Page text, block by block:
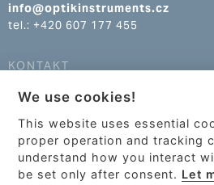
info@optikinstruments.cz
tel.: +420 607 177 455
KONTAKT
info@optikinstruments.cz
tel.: +420 607 177 455
We use cookies!
This website uses essential
proper operation and tracking
understand how you interact
be set only after consent. Let